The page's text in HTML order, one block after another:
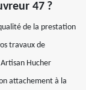
47 ?
de la prestation
travaux de
Hucher
attachement à la